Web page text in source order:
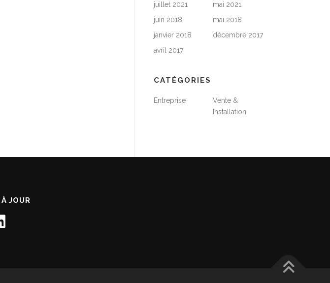
juillet 2021
mai 2021
juin 2018
mai 2018
janvier 2018
décembre 2017
avril 2017
CATÉGORIES
Entreprise
Vente &
Installation
JOUR